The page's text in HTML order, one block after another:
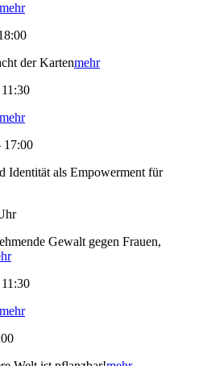
mehr
der Kartenmehr
mehr
17:00
Identität als Empowerment für
Gewalt gegen Frauen,
mehr